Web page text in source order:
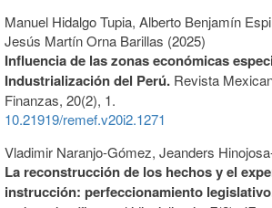
Manuel Hidalgo Tupia, Alberto Benjamín
Jesús Martín Orna Barillas (2025)
Influencia de las zonas económicas
Industrialización del Perú. Revista
Finanzas, 20(2), 1.
10.21919/remef.v20i2.1271
Vladimir Naranjo-Gómez, Jeanders
La reconstrucción de los hechos y el
instrucción: perfeccionamiento